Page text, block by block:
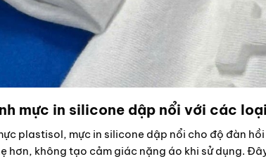
mực in silicone dập nổi với các
plastisol, mực in silicone dập nổi cho độ đàn
hơn, không tạo cảm giác nặng áo khi sử dụng.